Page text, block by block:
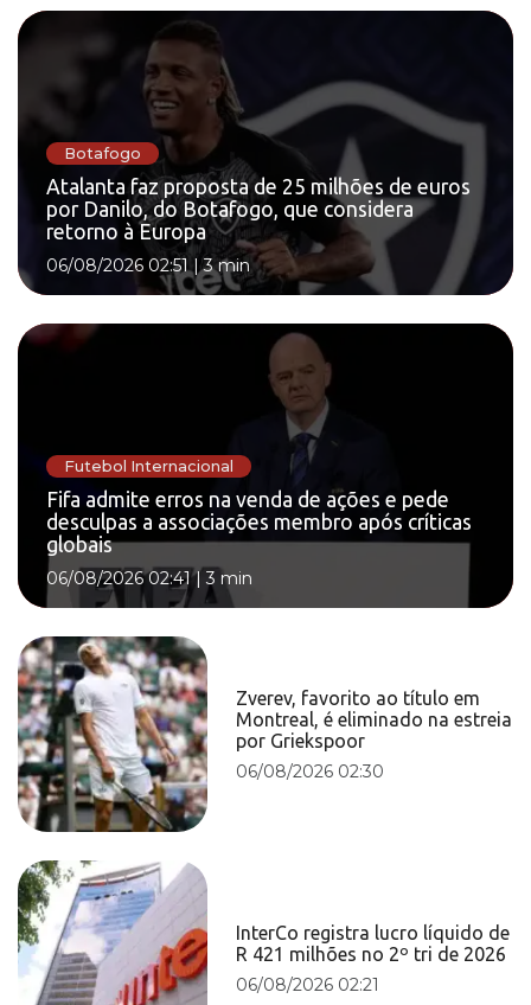
Botafogo
Atalanta faz proposta de 25 milhões de euros
por Danilo, do Botafogo, que considera
retorno à Europa
06/08/2026 02:51|3 min
Futebol Internacional
Fifa admite erros na venda de ações e pede
desculpas a associações membro após críticas
globais
06/08/2026 02:41|3 min
Zverev, favorito ao título em
Montreal, é eliminado na estreia
por Griekspoor
06/08/2026 02:30
InterCo registra lucro líquido de
R 421 milhões no 2º tri de 2026
06/08/2026 02:21